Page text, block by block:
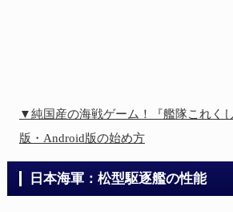
▼純国産の海戦ゲーム！『艦隊これく
版・Android版の始め方
日本海軍：松型駆逐艦の性能